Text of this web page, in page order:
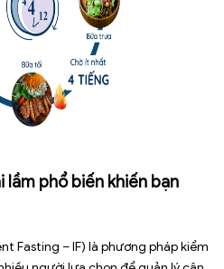
lầm phổ biến khiến bạn
Fasting – IF) là phương pháp kiểm